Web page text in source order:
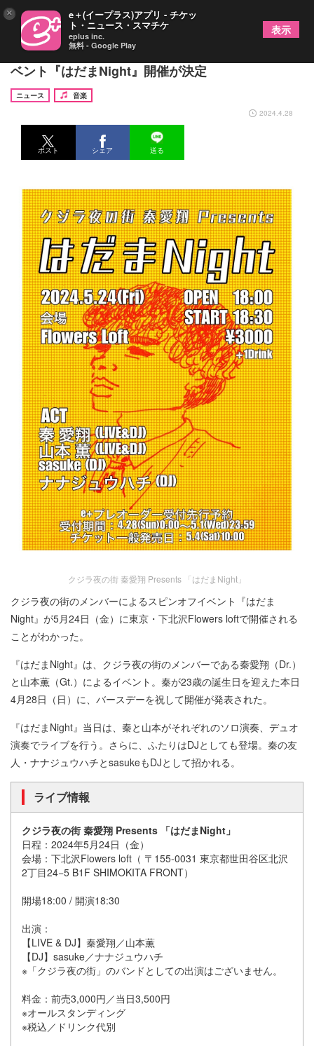
クジラ夜の街の秦愛翔と山本薫によるスピンオフイ
ベント『はだまNight』開催が決定
ニュース
音楽
2024.4.28
ポスト シェア 送る
クジラ夜の街 秦愛翔 Presents 「はだまNight」
クジラ夜の街のメンバーによるスピンオフイベント『はだま
Night』が5月24日（金）に東京・下北沢Flowers loftで開催される
ことがわかった。
『はだまNight』は、クジラ夜の街のメンバーである秦愛翔（Dr.）
と山本薫（Gt.）によるイベント。秦が23歳の誕生日を迎えた本日
4月28日（日）に、バースデーを祝して開催が発表された。
『はだまNight』当日は、秦と山本がそれぞれのソロ演奏、デュオ
演奏でライブを行う。さらに、ふたりはDJとしても登場。秦の友
人・ナナジュウハチとsasukeもDJとして招かれる。
ライブ情報
クジラ夜の街 秦愛翔 Presents 「はだまNight」
日程：2024年5月24日（金）
会場：下北沢Flowers loft（ 〒155-0031 東京都世田谷区北沢
2丁目24−5 B1F SHIMOKITA FRONT）
開場18:00 / 開演18:30
出演：
【LIVE & DJ】秦愛翔／山本薫
【DJ】sasuke／ナナジュウハチ
※「クジラ夜の街」のバンドとしての出演はございません。
料金：前売3,000円／当日3,500円
※オールスタンディング
※税込／ドリンク代別
× e＋(イープラス)アプリ - チケッ
ト・ニュース・スマチケ
eplus inc.
無料 - Google Play
表示